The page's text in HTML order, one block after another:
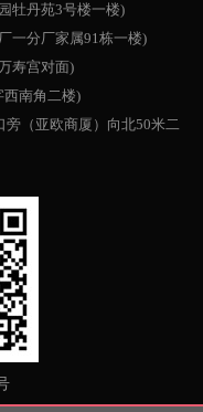
牡丹苑3号楼一楼)
一分厂家属91栋一楼)
寿宫对面)
西南角二楼)
旁（亚欧商厦）向北50米二